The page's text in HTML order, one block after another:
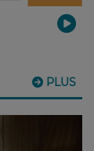
PLUS